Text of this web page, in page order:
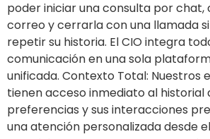
poder iniciar una consulta por
correo y cerrarla con una llamada
repetir su historia. El CIO integra
comunicación en una sola
unificada. Contexto Total: Nuestros
tienen acceso inmediato al historial
preferencias y sus interacciones
una atención personalizada desde